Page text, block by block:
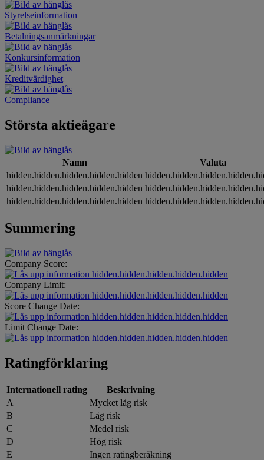
Styrelseinformation
Betalningsanmärkningar
Konkursinformation
Kreditvärdighet
Compliance
Största aktieägare
Namn
Valuta
hidden.hidden.hidden.hidden.hidden
hidden.hidden.hidden.hidden.hidden
hidden.hidden.hidden.hidden.hidden
Summering
Company Score:
hidden.hidden.hidden.hidden.hidden
Company Limit:
hidden.hidden.hidden.hidden.hidden
Score Change Date:
hidden.hidden.hidden.hidden.hidden
Limit Change Date:
hidden.hidden.hidden.hidden.hidden
Ratingförklaring
Internationell rating
Beskrivning
A
Mycket låg risk
B
Låg risk
C
Medel risk
D
Hög risk
E
Ingen ratingberäkning